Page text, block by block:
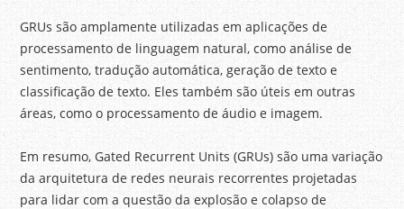
GRUs são amplamente utilizadas em aplicações de
processamento de linguagem natural, como análise de
sentimento, tradução automática, geração de texto e
classificação de texto. Eles também são úteis em outras
áreas, como o processamento de áudio e imagem.
Em resumo, Gated Recurrent Units (GRUs) são uma variação
da arquitetura de redes neurais recorrentes projetadas
para lidar com a questão da explosão e colapso de